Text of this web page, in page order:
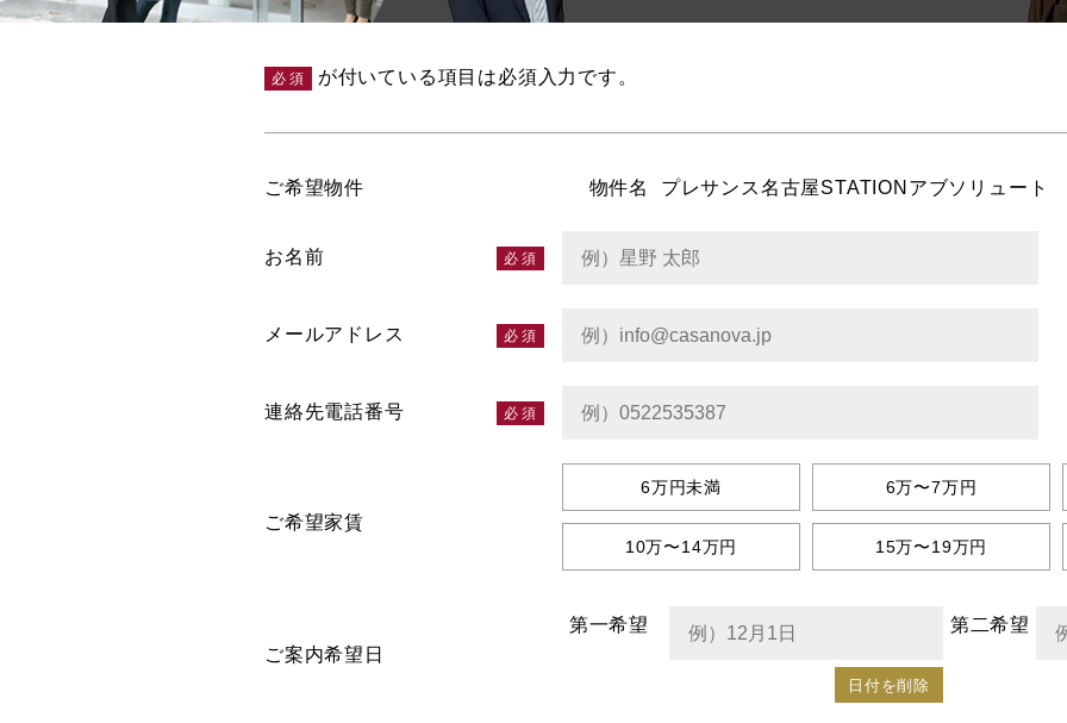
必須 が付いている項目は必須入力です。
ご希望物件 物件名 プレサンス名古屋STATIONアブソリュート
お名前
メールアドレス
連絡先電話番号
ご希望家賃
6万円未満 6万〜7万円
10万〜14万円 15万〜19万円
ご案内希望日
第一希望
日付を削除
第二希望